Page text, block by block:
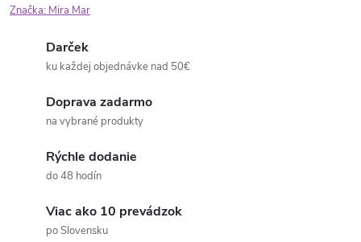
Značka: Mira Mar
Darček
ku každej objednávke nad 50€
Doprava zadarmo
na vybrané produkty
Rýchle dodanie
do 48 hodín
Viac ako 10 prevádzok
po Slovensku